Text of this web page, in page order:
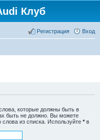
Клуб
Вход
Регистрация
которые должны быть в
быть не должно. Вы можете
слова из списка. Используйте * в